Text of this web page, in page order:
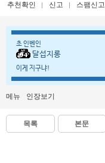
추천확인 신고 스팸신고
초 인벤인
달섭지롱
이게 지구냐!
메뉴 인장보기
목록 본문